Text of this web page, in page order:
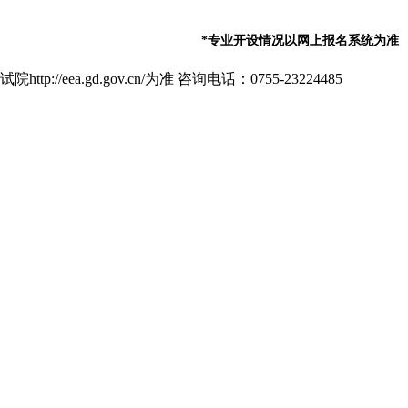
eea.gd.gov.cn/为准 咨询电话：0755-23224485
*专业开设情况以网上报名系统为准